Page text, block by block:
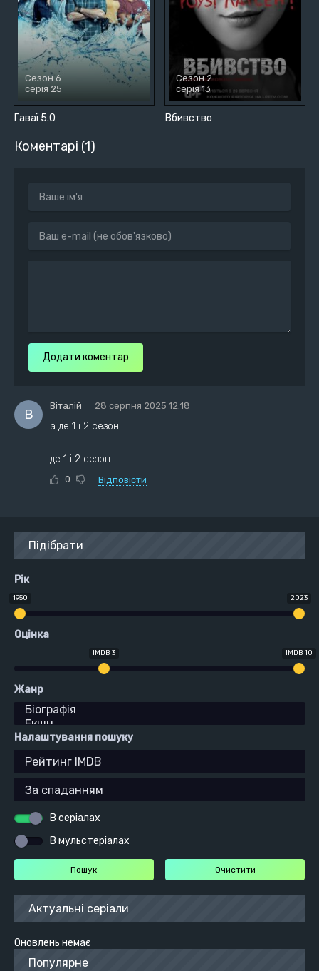
Гаваї 5.0
Сезон 6
серія 25
Вбивство
Сезон 2
серія 13
Коментарі (1)
Додати коментар
В
Віталій 28 серпня 2025 12:18
а де 1 і 2 сезон
де 1 і 2 сезон
0 Відповісти
Підібрати
Рік
1950 2023
Оцінка
IMDB 3 IMDB 10
Жанр
Налаштування пошуку
В серіалах
В мульстеріалах
Актуальні серіали
Оновлень немає
Популярне